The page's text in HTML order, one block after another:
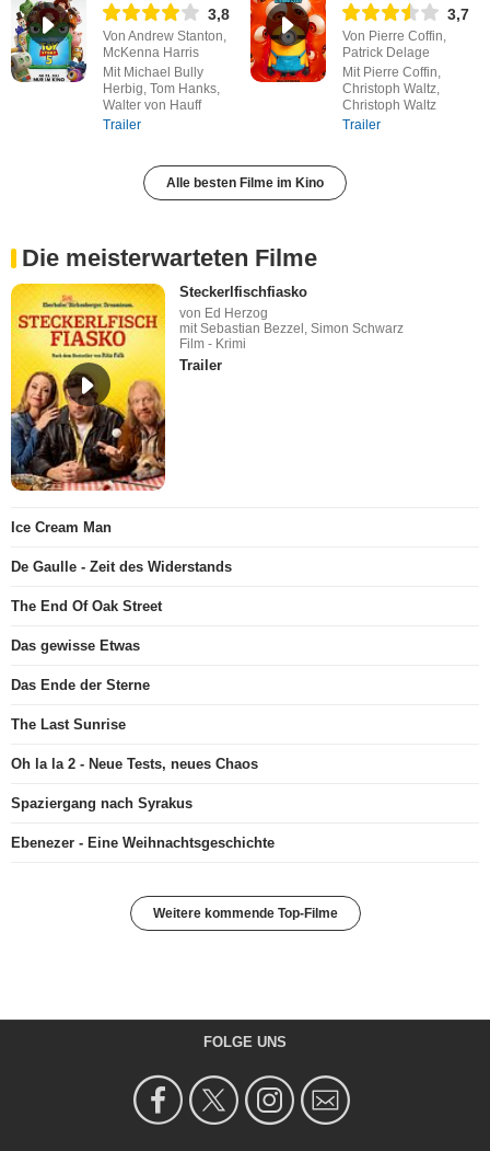
3,8
Von Andrew Stanton,
McKenna Harris
Mit Michael Bully
Herbig, Tom Hanks,
Walter von Hauff
Trailer
3,7
Von Pierre Coffin,
Patrick Delage
Mit Pierre Coffin,
Christoph Waltz,
Christoph Waltz
Trailer
Alle besten Filme im Kino
Die meisterwarteten Filme
Steckerlfischfiasko
von Ed Herzog
mit Sebastian Bezzel, Simon Schwarz
Film - Krimi
Trailer
Ice Cream Man
De Gaulle - Zeit des Widerstands
The End Of Oak Street
Das gewisse Etwas
Das Ende der Sterne
The Last Sunrise
Oh la la 2 - Neue Tests, neues Chaos
Spaziergang nach Syrakus
Ebenezer - Eine Weihnachtsgeschichte
Weitere kommende Top-Filme
FOLGE UNS